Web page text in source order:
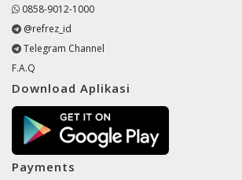
0858-9012-1000
@refrez_id
Telegram Channel
F.A.Q
Download Aplikasi
Payments